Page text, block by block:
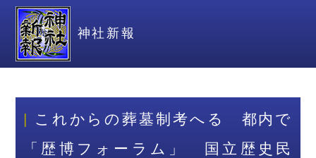
神社新報
これからの葬墓制考へる 都内で
「歴博フォーラム」 国立歴史民